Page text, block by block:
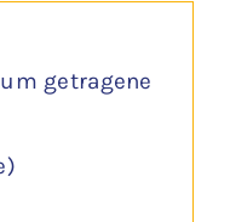
getragene